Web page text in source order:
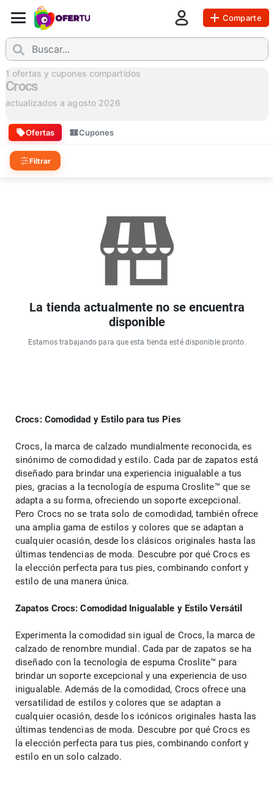
Comparte
1 ofertas y cupones compartidos
Crocs
actualizados a agosto 2026
Ofertas Cupones
Filtrar
La tienda actualmente no se encuentra
disponible
Estamos trabajando para que esta tienda esté disponible pronto.
Crocs: Comodidad y Estilo para tus Pies
Crocs, la marca de calzado mundialmente reconocida, es
sinónimo de comodidad y estilo. Cada par de zapatos está
diseñado para brindar una experiencia inigualable a tus
pies, gracias a la tecnología de espuma Croslite™ que se
adapta a su forma, ofreciendo un soporte excepcional.
Pero Crocs no se trata solo de comodidad, también ofrece
una amplia gama de estilos y colores que se adaptan a
cualquier ocasión, desde los clásicos originales hasta las
últimas tendencias de moda. Descubre por qué Crocs es
la elección perfecta para tus pies, combinando confort y
estilo de una manera única.
Zapatos Crocs: Comodidad Inigualable y Estilo Versátil
Experimenta la comodidad sin igual de Crocs, la marca de
calzado de renombre mundial. Cada par de zapatos se ha
diseñado con la tecnología de espuma Croslite™ para
brindar un soporte excepcional y una experiencia de uso
inigualable. Además de la comodidad, Crocs ofrece una
versatilidad de estilos y colores que se adaptan a
cualquier ocasión, desde los icónicos originales hasta las
últimas tendencias de moda. Descubre por qué Crocs es
la elección perfecta para tus pies, combinando confort y
estilo en un solo calzado.